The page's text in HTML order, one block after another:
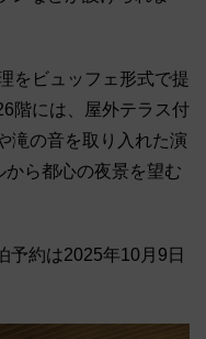
をビュッフェ形式で提
階には、屋外テラス付
滝の音を取り入れた演
ら都心の夜景を望む
予約は2025年10月9日